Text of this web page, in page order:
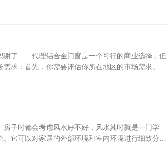
谢了 代理铝合金门窗是一个可行的商业选择，但
求：首先，你需要评估你所在地区的市场需求。铝
来越受欢迎。如果你所在的地区对这类产品有较高
时都会考虑风水好不好，风水其时就是一门学
它可以对家居的外部环境和室内环境进行细致分